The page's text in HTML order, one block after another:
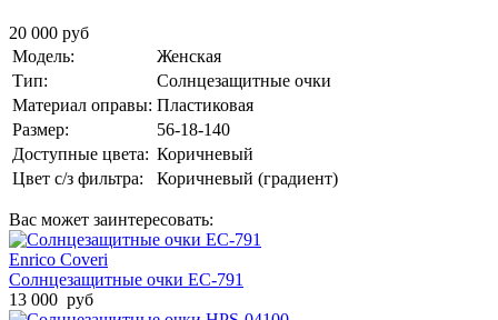
20 000 руб
Модель:
Женская
Тип:
Солнцезащитные очки
Материал оправы: Пластиковая
Размер:
56-18-140
Доступные цвета: Коричневый
Цвет с/з фильтра:
Коричневый (градиент)
Вас может заинтересовать:
Enrico Coveri
Солнцезащитные очки EC-791
13 000 руб